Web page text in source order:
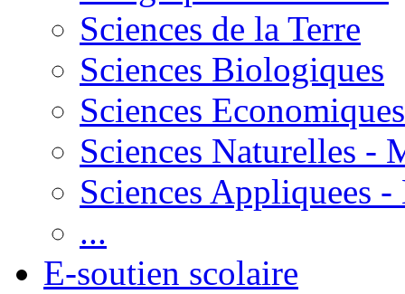
Sciences de la Terre
Sciences Biologiques
Sciences Economiques
Sciences Naturelles -
Sciences Appliquees
...
E-soutien scolaire